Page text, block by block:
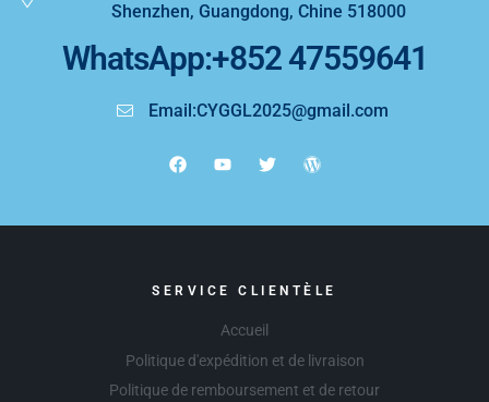
Shenzhen, Guangdong, Chine 518000
WhatsApp:+852 47559641
Email:CYGGL2025@gmail.com
SERVICE CLIENTÈLE
Accueil
Politique d'expédition et de livraison
Politique de remboursement et de retour